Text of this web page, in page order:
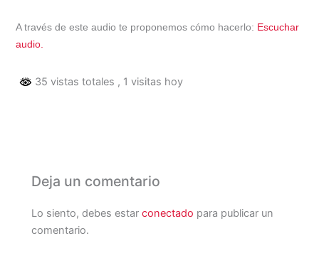
A través de este audio te proponemos cómo hacerlo: Escuchar
audio.
35 vistas totales , 1 visitas hoy
Deja un comentario
Lo siento, debes estarconectado para publicar un
comentario.